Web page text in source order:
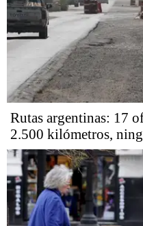
Rutas argentinas: 17
2.500 kilómetros,